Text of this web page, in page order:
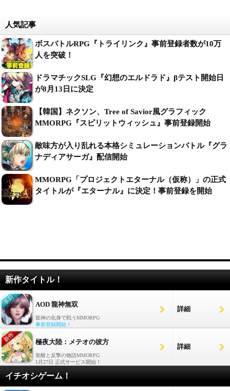
人気記事
ボスバトルRPG『トライリンク』事前登録者数が10万
人を突破！
ドラマチックSLG『幻想のエルドラド』βテスト開始日
が8月13日に決定
【韓国】ネクソン、Tree of Savior風グラフィック
MMORPG『スピリットウィッシュ』事前登録開始
敵味方が入り乱れる本格シミュレーションバトル『グラ
ナディアサーガ』配信開始
MMORPG「プロジェクトエターナル（仮称）」の正式
タイトルが『エターナル』に決定！事前登録を開始
新作タイトル！
AOD 龍神無双
龍神の化身で戦うMMORPG
事前登録開始！
詳細
極夜大陸：メテオの彼方
覚醒と反撃の物語MMORPG
1月27日 正式サービス開始！
詳細
イチオシゲーム！